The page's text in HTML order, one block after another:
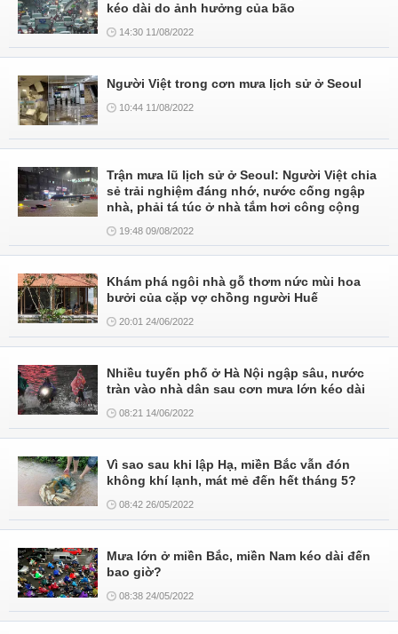
kéo dài do ảnh hưởng của bão
14:30 11/08/2022
Người Việt trong cơn mưa lịch sử ở Seoul
10:44 11/08/2022
Trận mưa lũ lịch sử ở Seoul: Người Việt chia
sẻ trải nghiệm đáng nhớ, nước cống ngập
nhà, phải tá túc ở nhà tắm hơi công cộng
19:48 09/08/2022
Khám phá ngôi nhà gỗ thơm nức mùi hoa
bưởi của cặp vợ chồng người Huế
20:01 24/06/2022
Nhiều tuyến phố ở Hà Nội ngập sâu, nước
tràn vào nhà dân sau cơn mưa lớn kéo dài
08:21 14/06/2022
Vì sao sau khi lập Hạ, miền Bắc vẫn đón
không khí lạnh, mát mẻ đến hết tháng 5?
08:42 26/05/2022
Mưa lớn ở miền Bắc, miền Nam kéo dài đến
bao giờ?
08:38 24/05/2022